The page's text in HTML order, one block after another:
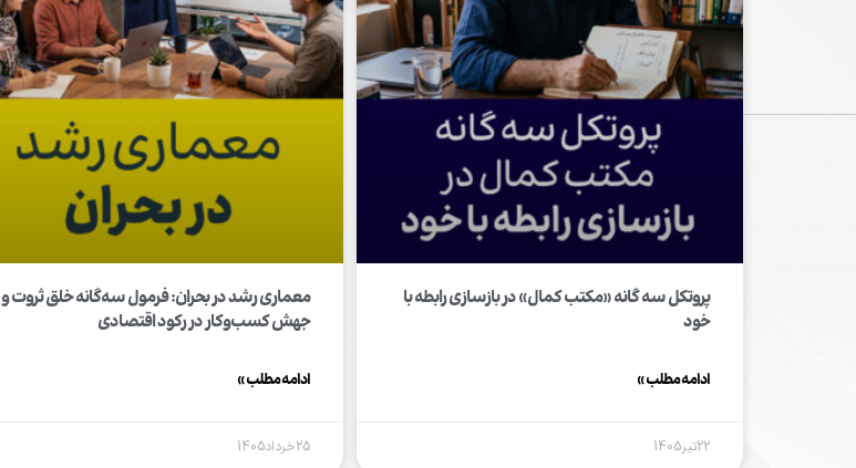
پروتکل سه گانه «مکتب کمال» در بازسازی رابطه با
خود
ادامه مطلب »
22تیر1405
معماری رشد در بحران: فرمول سه‌گانه خلق ثروت و
جهش کسب‌وکار در رکود اقتصادی
ادامه مطلب »
25خرداد1405